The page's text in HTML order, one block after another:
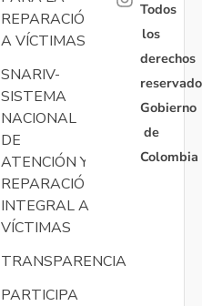
REPARACIÓN
A VÍCTIMAS
SNARIV-
SISTEMA
NACIONAL
DE
ATENCIÓN Y
REPARACIÓN
INTEGRAL A
VÍCTIMAS
TRANSPARENCIA
PARTICIPA
Todos
los
derechos
Gobierno
de
Colombia